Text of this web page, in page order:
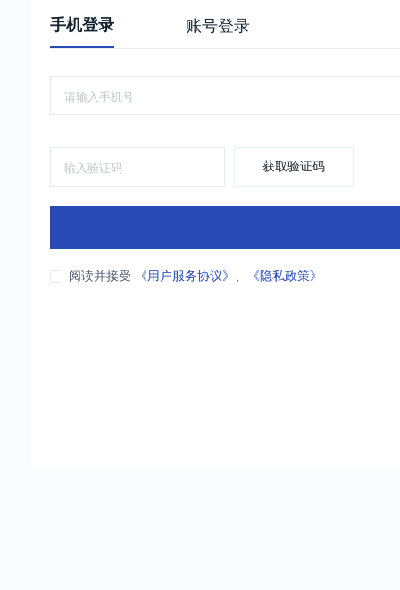
手机登录 账号登录
获取验证码
阅读并接受 《用户服务协议》 、 《隐私政策》